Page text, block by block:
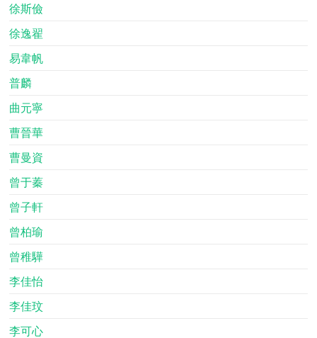
徐斯儉
徐逸翟
易韋帆
普麟
曲元寧
曹晉華
曹曼資
曾于蓁
曾子軒
曾柏瑜
曾稚驊
李佳怡
李佳玟
李可心